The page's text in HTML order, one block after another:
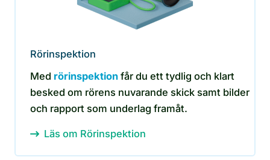
Rörinspektion
Med rörinspektion får du ett tydlig och klart
besked om rörens nuvarande skick samt bilder
och rapport som underlag framåt.
Läs om Rörinspektion